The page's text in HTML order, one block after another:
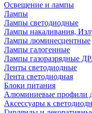
Освещение и лампы
Лампы
Лампы светодиодные
Лампы накаливания,
Лампы люминесцентные
Лампы галогенные
Лампы газоразрядные
Ленты светодиодные
Лента светодиодная
Блоки питания
Алюминиевые профили
Аксессуары к